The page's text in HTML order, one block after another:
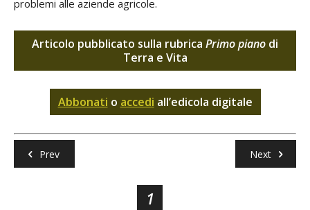
problemi alle aziende agricole.
Articolo pubblicato sulla rubrica Primo piano di
Terra e Vita
Abbonati o accedi all’edicola digitale
Prev Next
1